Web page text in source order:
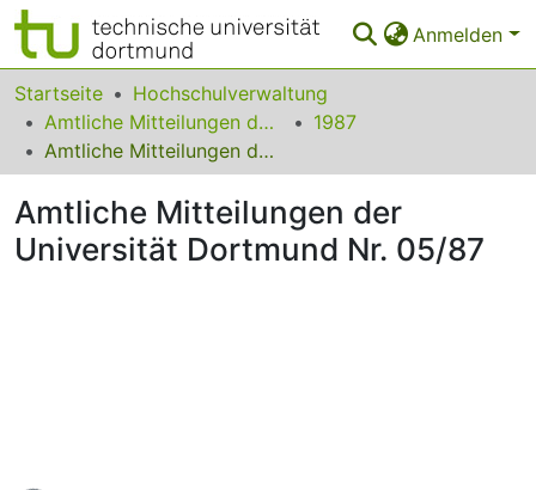
Anmelden
Bereiche & Sammlungen
Das gesamte Repositorium
FAQ
Startseite
Hochschulverwaltung
Amtliche Mitteilungen der Technischen Universität Dortmund
1987
Amtliche Mitteilungen der Universität Dortmund Nr. 05/87
Amtliche Mitteilungen der
Universität Dortmund Nr. 05/87